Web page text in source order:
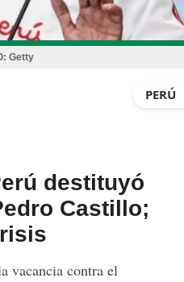
Getty
PERÚ
destituyó
Castillo;
vacancia contra el